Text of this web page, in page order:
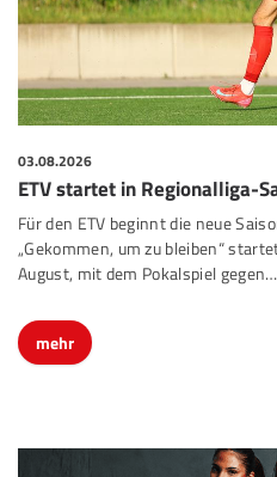
03.08.2026
ETV startet in Regionalliga-
Für den ETV beginnt die neue
„Gekommen, um zu bleiben“
August, mit dem Pokalspiel gegen…
mehr